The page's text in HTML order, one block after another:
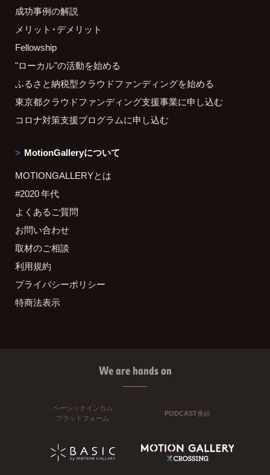
成功事例の解説
メリット・デメリット
Fellowship
"ローカル"の活動を始める
ふるさと納税型クラウドファンディングを始める
東京都クラウドファンディング支援事業に申し込む
コロナ対策支援プログラムに申し込む
MotionGalleryについて
MOTIONGALLERYとは
#2020 年代
よくあるご質問
お問い合わせ
取材のご相談
利用規約
プライバシーポリシー
特商法表示
We are hands on
ベーシックインカム
プラットフォーム
PODCAST番組